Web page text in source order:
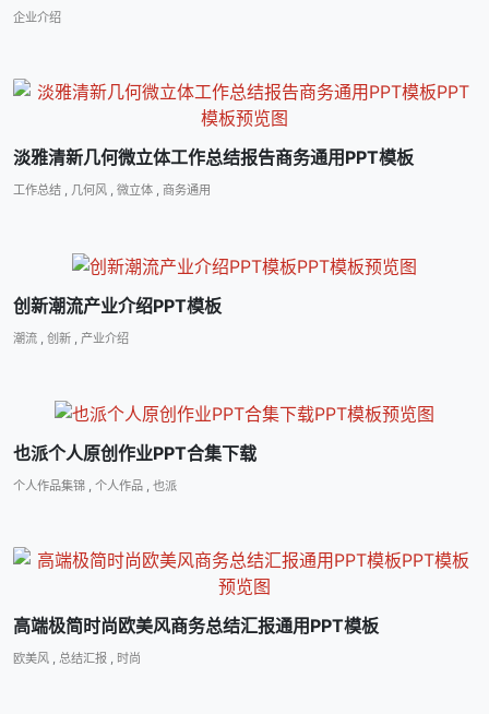
企业介绍
淡雅清新几何微立体工作总结报告商务通用PPT模板
工作总结 , 几何风 , 微立体 , 商务通用
创新潮流产业介绍PPT模板
潮流 创新 产业介绍
也派个人原创作业PPT合集下载
个人作品集锦 , 个人作品 , 也派
高端极简时尚欧美风商务总结汇报通用PPT模板
欧美风 , 总结汇报 , 时尚